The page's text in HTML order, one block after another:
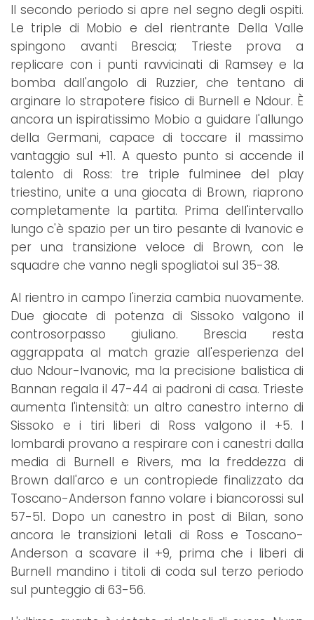
Il secondo periodo si apre nel segno degli ospiti.
Le triple di Mobio e del rientrante Della Valle
spingono avanti Brescia; Trieste prova a
replicare con i punti ravvicinati di Ramsey e la
bomba dall'angolo di Ruzzier, che tentano di
arginare lo strapotere fisico di Burnell e Ndour. È
ancora un ispiratissimo Mobio a guidare l'allungo
della Germani, capace di toccare il massimo
vantaggio sul +11. A questo punto si accende il
talento di Ross: tre triple fulminee del play
triestino, unite a una giocata di Brown, riaprono
completamente la partita. Prima dell'intervallo
lungo c'è spazio per un tiro pesante di Ivanovic e
per una transizione veloce di Brown, con le
squadre che vanno negli spogliatoi sul 35-38.
Al rientro in campo l'inerzia cambia nuovamente.
Due giocate di potenza di Sissoko valgono il
controsorpasso giuliano. Brescia resta
aggrappata al match grazie all'esperienza del
duo Ndour-Ivanovic, ma la precisione balistica di
Bannan regala il 47-44 ai padroni di casa. Trieste
aumenta l'intensità: un altro canestro interno di
Sissoko e i tiri liberi di Ross valgono il +5. I
lombardi provano a respirare con i canestri dalla
media di Burnell e Rivers, ma la freddezza di
Brown dall'arco e un contropiede finalizzato da
Toscano-Anderson fanno volare i biancorossi sul
57-51. Dopo un canestro in post di Bilan, sono
ancora le transizioni letali di Ross e Toscano-
Anderson a scavare il +9, prima che i liberi di
Burnell mandino i titoli di coda sul terzo periodo
sul punteggio di 63-56.